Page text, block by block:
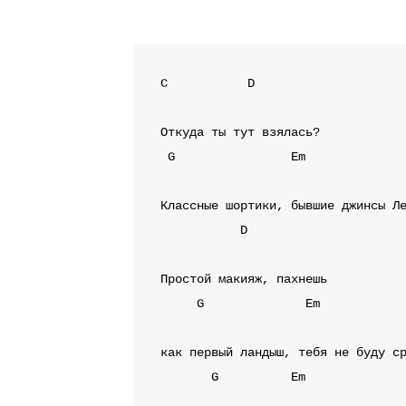
C D
G
Em
D
G
Em
G
Em